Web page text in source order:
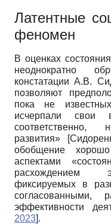
Латентные
феномен
В оценках
неоднократно
констатации А.В.
позволяют
пока не
исчерпали свои
развития»
[
обобщение
аспектами
расхождением
фиксируемых в
согласованными,
эффективности
2023].